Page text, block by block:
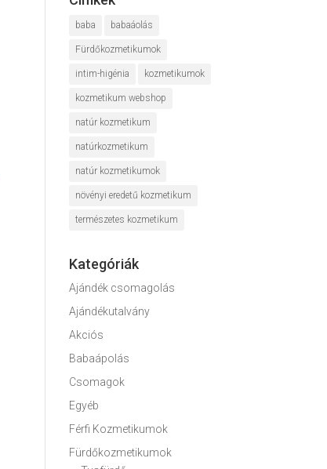
6.000 Ft.
baba babaáolás
Fürdőkozmetikumok
intim-higénia kozmetikumok
kozmetikum webshop
natúr kozmetikum
natúrkozmetikum
natúr kozmetikumok
növényi eredetű kozmetikum
természetes kozmetikum
Kategóriák
Ajándék csomagolás
Ajándékutalvány
Akciós
Babaápolás
Csomagok
Egyéb
Férfi Kozmetikumok
Fürdőkozmetikumok